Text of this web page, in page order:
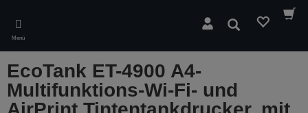
main
content
Menü
Suchen
EcoTank ET-4900 A4-
Multifunktions-Wi-Fi- und